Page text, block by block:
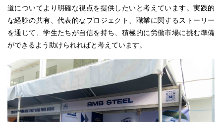
道についてより明確な視点を提供したいと考えています。実践的
な経験の共有、代表的なプロジェクト、職業に関するストーリー
を通じて、学生たちが自信を持ち、積極的に労働市場に挑む準備
ができるよう助けられればと考えています。